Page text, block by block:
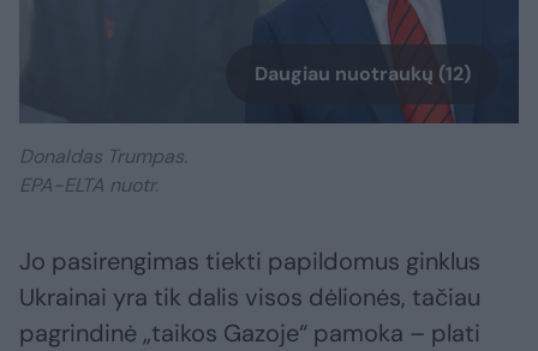
Daugiau nuotraukų (12)
Donaldas Trumpas.
EPA-ELTA nuotr.
Jo pasirengimas tiekti papildomus ginklus
Ukrainai yra tik dalis visos dėlionės, tačiau
pagrindinė „taikos Gazoje“ pamoka – plati